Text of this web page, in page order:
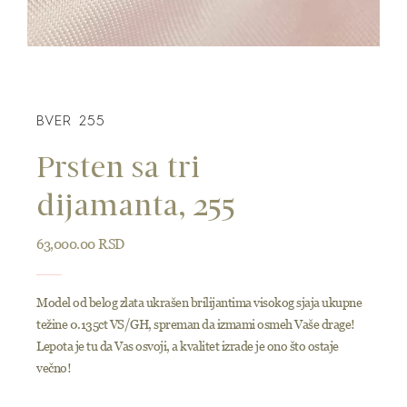
BVER 255
Prsten sa tri
dijamanta, 255
63,000.00RSD
Model od belog zlata ukrašen brilijantima visokog sjaja ukupne
težine 0.135ct VS/GH, spreman da izmami osmeh Vaše drage!
Lepota je tu da Vas osvoji, a kvalitet izrade je ono što ostaje
večno!